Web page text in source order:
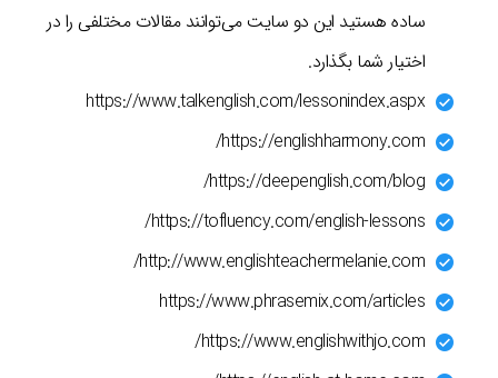
ساده هستید این دو سایت می‌توانند مقالات مختلفی را در
اختیار شما بگذارد.
https://www.talkenglish.com/lessonindex.aspx
https://englishharmony.com/
https://deepenglish.com/blog/
https://tofluency.com/english-lessons/
http://www.englishteachermelanie.com/
https://www.phrasemix.com/articles
https://www.englishwithjo.com/